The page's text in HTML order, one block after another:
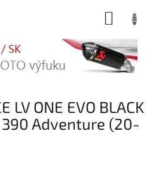
LV ONE EVO BLACK
390 Adventure (20-